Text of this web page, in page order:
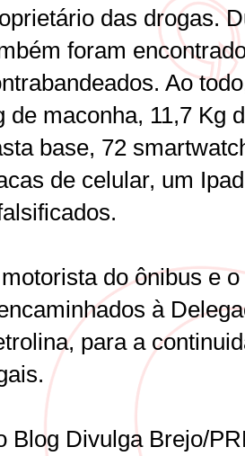
das drogas.
foram
Ao
de maconha, 11,7 Kg
base, 72
de celular, um
do ônibus e
à
para a
Blog Divulga Brejo/